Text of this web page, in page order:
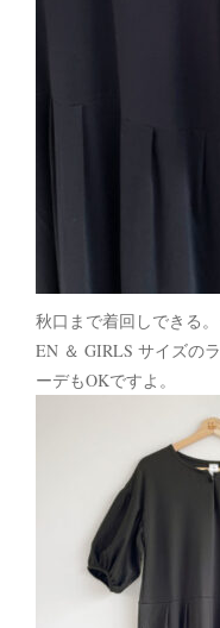
秋口まで着回しできる
EN ＆ GIRLS サイズの
ーデもOKですよ。